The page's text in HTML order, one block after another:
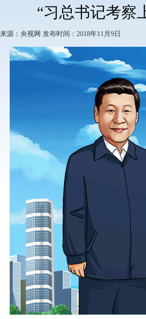
“习总书记考察
来源：央视网 发布时间：2018年11月9日